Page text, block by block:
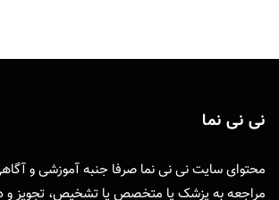
نی نی نما
محتوای سایت نی نی نما صرفا جنبه آموزشی و
مراجعه به پزشک یا متخصص یا تشخیص، تجویز و